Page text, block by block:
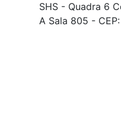
SHS - Quadra 6
A Sala 805 -